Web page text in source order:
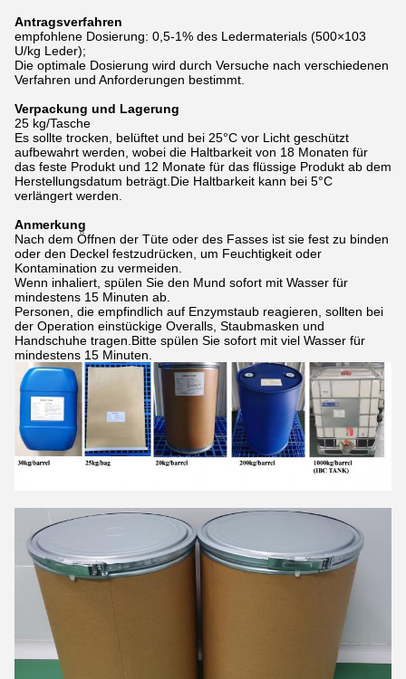
Antragsverfahren
empfohlene Dosierung: 0,5-1% des Ledermaterials (500×103
U/kg Leder);
Die optimale Dosierung wird durch Versuche nach verschiedenen
Verfahren und Anforderungen bestimmt.
Verpackung und Lagerung
25 kg/Tasche
Es sollte trocken, belüftet und bei 25°C vor Licht geschützt
aufbewahrt werden, wobei die Haltbarkeit von 18 Monaten für
das feste Produkt und 12 Monate für das flüssige Produkt ab dem
Herstellungsdatum beträgt.Die Haltbarkeit kann bei 5°C
verlängert werden.
Anmerkung
Nach dem Öffnen der Tüte oder des Fasses ist sie fest zu binden
oder den Deckel festzudrücken, um Feuchtigkeit oder
Kontamination zu vermeiden.
Wenn inhaliert, spülen Sie den Mund sofort mit Wasser für
mindestens 15 Minuten ab.
Personen, die empfindlich auf Enzymstaub reagieren, sollten bei
der Operation einstückige Overalls, Staubmasken und
Handschuhe tragen.Bitte spülen Sie sofort mit viel Wasser für
mindestens 15 Minuten.